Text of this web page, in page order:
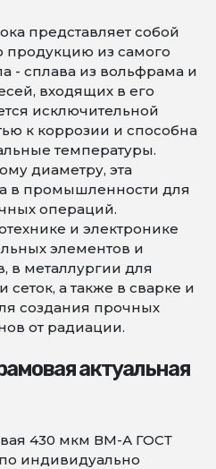
представляет собой
продукцию из самого
- сплава из вольфрама и
входящих в его
исключительной
к коррозии и способна
температуры.
диаметру, эта
в промышленности для
операций.
и электронике
элементов и
в металлургии для
а также в сварке и
создания прочных
от радиации.
актуальная
430 мкм ВМ-А ГОСТ
по индивидуально